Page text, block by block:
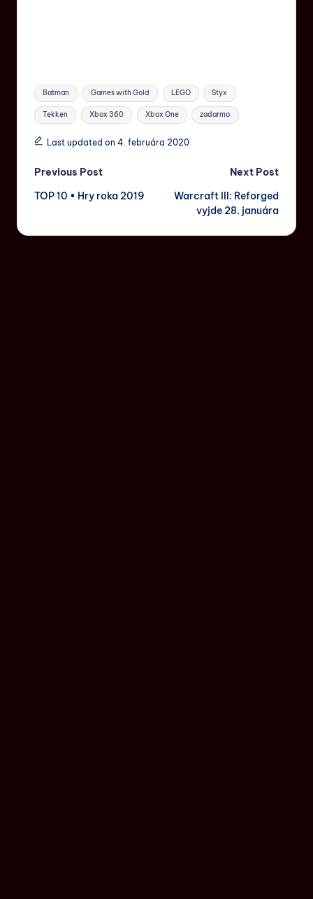
Batman Games with Gold LEGO Styx
Tekken Xbox 360 Xbox One zadarmo
Last updated on 4. februára 2020
Previous Post
TOP 10 • Hry roka 2019
Next Post
Warcraft III: Reforged
vyjde 28. januára